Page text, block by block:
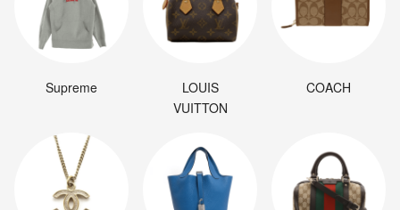
Supreme
LOUIS
VUITTON
COACH